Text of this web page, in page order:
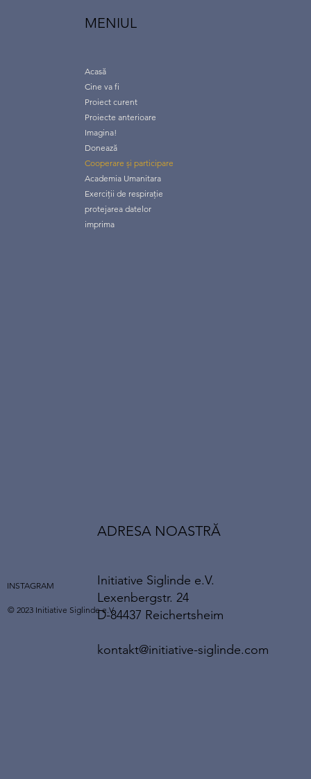
MENIUL
Acasă
Cine va fi
Proiect curent
Proiecte anterioare
Imagina!
Donează
Cooperare și participare
Academia Umanitara
Exerciții de respirație
protejarea datelor
imprima
ADRESA NOASTRĂ
Initiative Siglinde e.V.
Lexenbergstr. 24
D-84437 Reichertsheim
kontakt@initiative-siglinde.com
INSTAGRAM
© 2023 Initiative Siglinde e.V.